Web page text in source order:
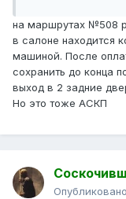
на маршрутах №508
в салоне находится
машиной. После
сохранить до конца
выход в 2 задние
Но это тоже АСКП
Опубликовано